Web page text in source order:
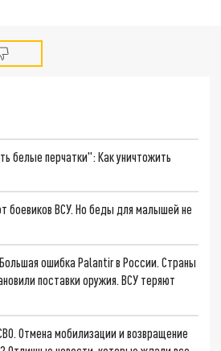
белые перчатки": Как уничтожить
боевиков ВСУ. Но беды для малышей не
ошибка Palantir в России. Страны
поставки оружия. ВСУ теряют
Отмена мобилизации и возвращение